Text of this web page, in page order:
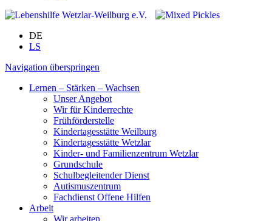
DE
LS
Navigation überspringen
Lernen – Stärken – Wachsen
Unser Angebot
Wir für Kinderrechte
Frühförderstelle
Kindertagesstätte Weilburg
Kindertagesstätte Wetzlar
Kinder- und Familienzentrum Wetzlar
Grundschule
Schulbegleitender Dienst
Autismuszentrum
Fachdienst Offene Hilfen
Arbeit
Wir arbeiten